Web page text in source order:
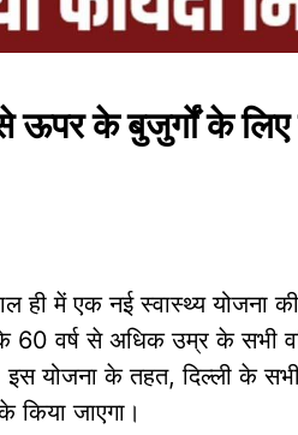
ऊपर के बुजुर्गों के
ही में एक नई स्वास्थ्य योजना
60 वर्ष से अधिक उम्र के सभी
इस योजना के तहत, दिल्ली के
किया जाएगा।